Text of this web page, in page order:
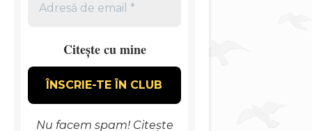
Citește cu mine
Nu facem spam! Citește